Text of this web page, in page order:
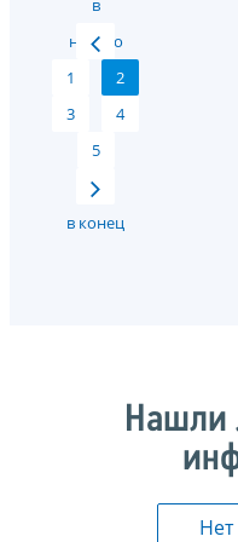
в
начало
1
2
3
4
5
в конец
Нашли
Нет